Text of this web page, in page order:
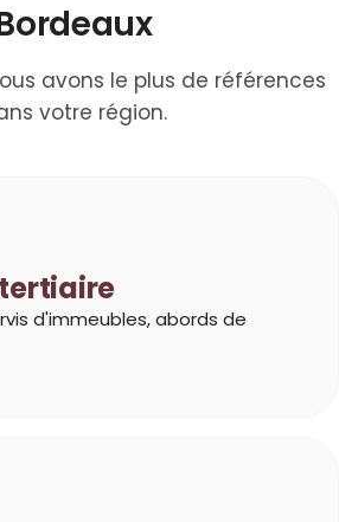
avons le plus de références
votre région.
d'immeubles, abords de